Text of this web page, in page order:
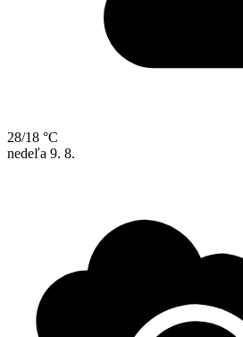
28/18 °C
nedeľa 9. 8.